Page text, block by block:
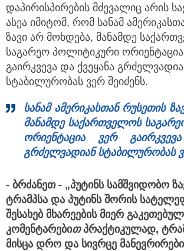
დაპირისპირების მძევალიც არის
ასეა იმიტომ, რომ სანამ
ზავი არ მოხდება, მანამდე
საგარეო პოლიტიკური
გაირკვევა და ქვეყანა
სტაბილურობას ვერ შეიძენს.
სანამ ამერიკასთან რუსეთის
მანამდე საქართველოს
ორიენტაცია ვერ
გრძელვადიან სტაბილურობას
- ბრძანეთ - „პუტინს სამშვიდობო
ტრამპსა და პუტინს შორის
შესახებ მხარეების მიერ
კომენტარებითპრაქტიკულად,
მისცა დრო და სივრცე